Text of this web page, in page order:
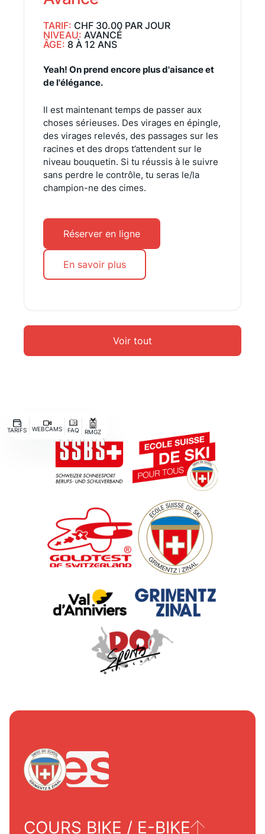
TARIF: CHF 30.00 PAR JOUR
NIVEAU: AVANCÉ
ÂGE: 8 À 12 ANS
Yeah! On prend encore plus d'aisance et
de l'élégance.
Il est maintenant temps de passer aux
choses sérieuses. Des virages en épingle,
des virages relevés, des passages sur les
racines et des drops t’attendent sur le
niveau bouquetin. Si tu réussis à le suivre
sans perdre le contrôle, tu seras le/la
champion-ne des cimes.
Réserver en ligne
En savoir plus
Voir tout
TARIFS WEBCAMS FAQ RMGZ
COURS BIKE / E-BIKE